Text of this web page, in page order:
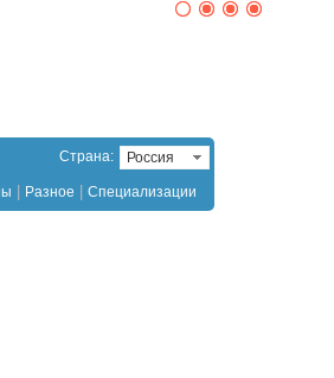
Страна: Россия
Разное Специализации